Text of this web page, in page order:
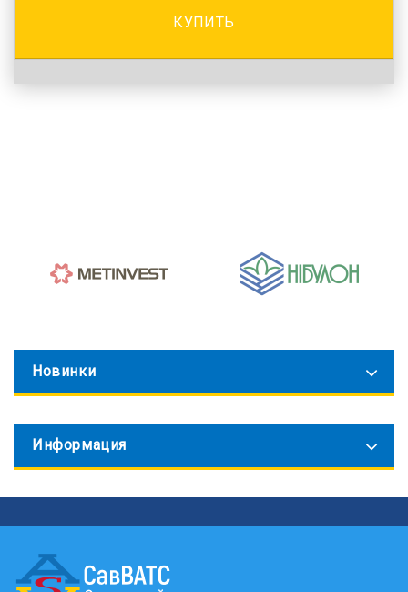
КУПИТЬ
Новинки
Информация